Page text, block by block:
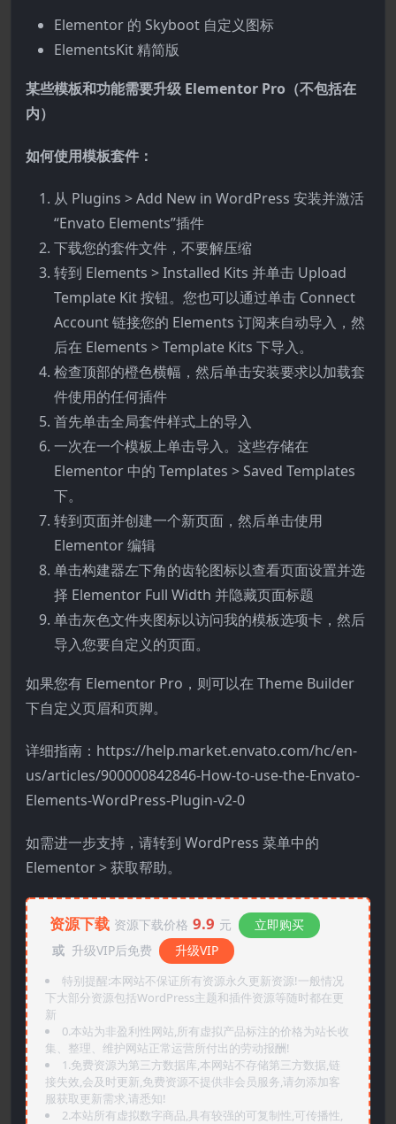
Elementor 的 Skyboot 自定义图标
ElementsKit 精简版
某些模板和功能需要升级 Elementor Pro（不包括在
内）
如何使用模板套件：
从 Plugins > Add New in WordPress 安装并激活
“Envato Elements”插件
下载您的套件文件，不要解压缩
转到 Elements > Installed Kits 并单击 Upload
Template Kit 按钮。您也可以通过单击 Connect
Account 链接您的 Elements 订阅来自动导入，然
后在 Elements > Template Kits 下导入。
检查顶部的橙色横幅，然后单击安装要求以加载套
件使用的任何插件
首先单击全局套件样式上的导入
一次在一个模板上单击导入。这些存储在
Elementor 中的 Templates > Saved Templates
下。
转到页面并创建一个新页面，然后单击使用
Elementor 编辑
单击构建器左下角的齿轮图标以查看页面设置并选
择 Elementor Full Width 并隐藏页面标题
单击灰色文件夹图标以访问我的模板选项卡，然后
导入您要自定义的页面。
如果您有 Elementor Pro，则可以在 Theme Builder
下自定义页眉和页脚。
详细指南：https://help.market.envato.com/hc/en-
us/articles/900000842846-How-to-use-the-Envato-
Elements-WordPress-Plugin-v2-0
如需进一步支持，请转到 WordPress 菜单中的
Elementor > 获取帮助。
资源下载 资源下载价格 9.9 元
立即购买
或 升级VIP后免费 升级VIP
特别提醒:本网站不保证所有资源永久更新资源!一般情况
下大部分资源包括WordPress主题和插件资源等随时都在更
新
0.本站为非盈利性网站,所有虚拟产品标注的价格为站长收
集、整理、维护网站正常运营所付出的劳动报酬!
1.免费资源为第三方数据库,本网站不存储第三方数据,链
接失效,会及时更新,免费资源不提供非会员服务,请勿添加客
服获取更新需求,请悉知!
2.本站所有虚拟数字商品,具有较强的可复制性,可传播性,